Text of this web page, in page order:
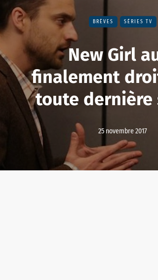
BRÈVES SÉRIES TV
New Girl
finalement
toute dernière
25 novembre 2017